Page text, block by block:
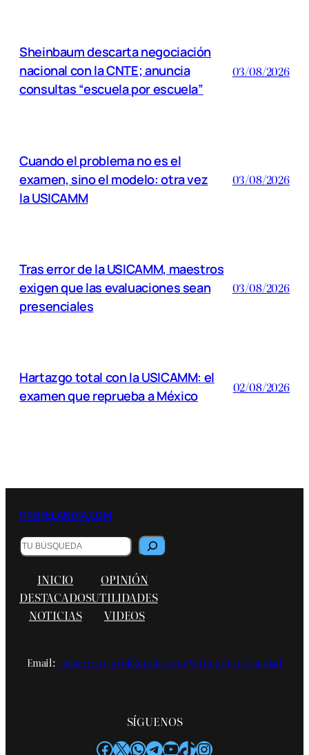
Sheinbaum descarta negociación
nacional con la CNTE; anuncia
consultas “escuela por escuela”
03/08/2026
Cuando el problema no es el
examen, sino el modelo: otra vez
la USICAMM
03/08/2026
Tras error de la USICAMM, maestros
exigen que las evaluaciones sean
presenciales
03/08/2026
Hartazgo total con la USICAMM: el
examen que reprueba a México
02/08/2026
PROFELANDIA.COM
B
u
a
r
INICIO
DESTACADOS
NOTICIAS
OPINIÓN
UTILIDADES
VIDEOS
Email:redaccion@profelandia.comPolítica de privacidad
SÍGUENOS
Facebook
X WhatsApp
Telegram
YouTube
TikTok
Instagram